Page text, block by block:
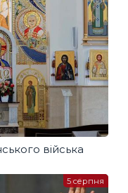
війська
5 серпня